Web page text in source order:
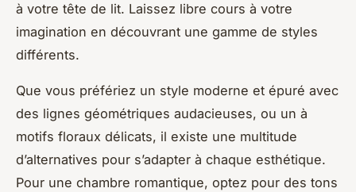
à votre tête de lit. Laissez libre cours à votre
imagination en découvrant une gamme de styles
différents.
Que vous préfériez un style moderne et épuré avec
des lignes géométriques audacieuses, ou un à
motifs floraux délicats, il existe une multitude
d’alternatives pour s’adapter à chaque esthétique.
Pour une chambre romantique, optez pour des tons